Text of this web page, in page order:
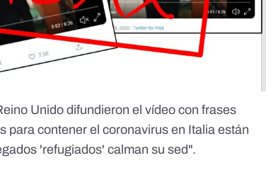
Unido difundieron el vídeo con frases
para contener el coronavirus en Italia están
'refugiados' calman su sed".